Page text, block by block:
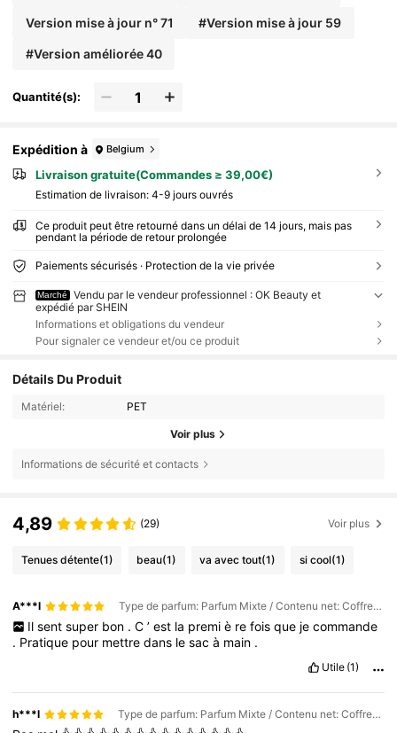
Version mise à jour n° 71 #Version mise à jour 59
#Version améliorée 40
Quantité(s):
Expédition à Belgium
Livraison gratuite(Commandes ≥ 39,00€)
Estimation de livraison: 4-9 jours ouvrés
Ce produit peut être retourné dans un délai de 14 jours, mais pas
pendant la période de retour prolongée
Paiements sécurisés · Protection de la vie privée
Marché
Vendu par le vendeur professionnel : OK Beauty et
expédié par SHEIN
Informations et obligations du vendeur
Pour signaler ce vendeur et/ou ce produit
Détails Du Produit
Matériel: PET
Voir plus
Informations de sécurité et contacts
4,89 (29) Voir plus
Tenues détente(1) beau(1) va avec tout(1) si cool(1)
A***l Type de parfum: Parfum Mixte / Contenu net: Coffret cadeau - #62*1
Il sent super bon . C ’ est la premi è re fois que je commande
. Pratique pour mettredans lesacà main .
Utile (1)
h***l Type de parfum: Parfum Mixte / Contenu net: Coffret cadeau - #40*1